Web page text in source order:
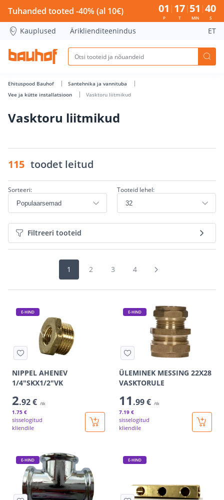
Vasktoru liitmikud - Bauhof has loaded
Tuhanded tooted -40% (al 10€) 01
P
17
T
51
MIN
39
S
Kauplused Äriklienditeenindus ET
Ehituspood Bauhof
Santehnika ja vannituba
Vee ja kütte installatsioon
Vasktoru liitmikud
Vasktoru liitmikud
115 toodet leitud
Sorteeri: Tooteid lehel:
Filtreeri tooteid
1 2 3 4
E-HIND
NIPPEL AHENEV
1/4"SKX1/2"VK
2.92 € /tk
1.75 €
sisselogitud
kliendile
E-HIND
ÜLEMINEK MESSING 22X28
VASKTORULE
11 .99 € /tk
7.19 €
sisselogitud
kliendile
E-HIND E-HIND